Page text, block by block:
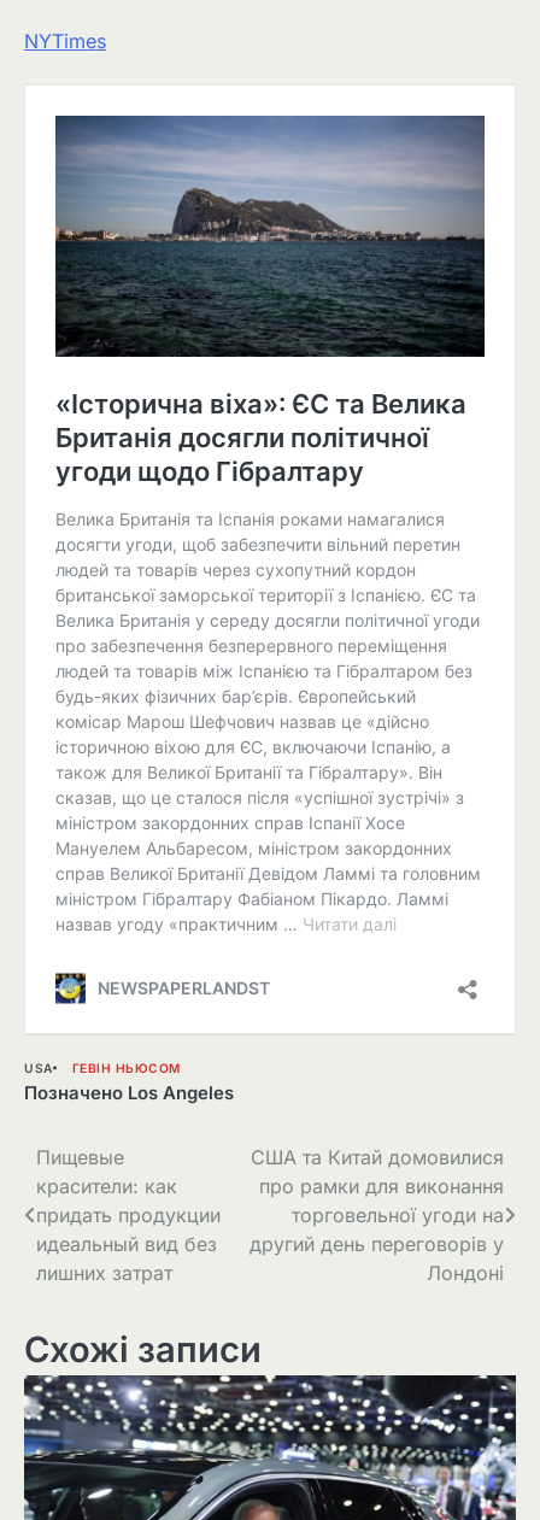
NYTimes
USA ГЕВІН НЬЮСОМ
Позначено Los Angeles
Навігація
записів
Пищевые
красители: как
придать продукции
идеальный вид без
лишних затрат
США та Китай домовилися
про рамки для виконання
торговельної угоди на
другий день переговорів у
Лондоні
Схожі записи